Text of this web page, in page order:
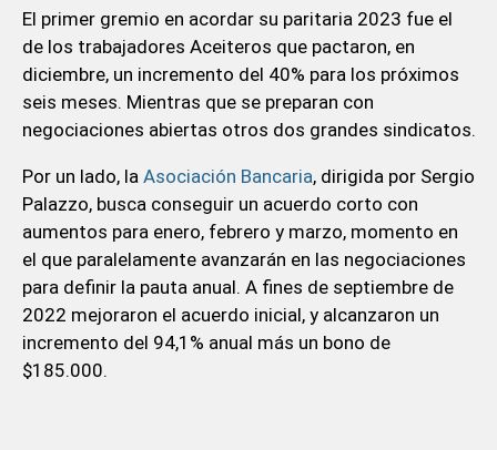
El primer gremio en acordar su paritaria 2023 fue el
de los trabajadores Aceiteros que pactaron, en
diciembre, un incremento del 40% para los próximos
seis meses. Mientras que se preparan con
negociaciones abiertas otros dos grandes sindicatos.
Por un lado, la Asociación Bancaria, dirigida por Sergio
Palazzo, busca conseguir un acuerdo corto con
aumentos para enero, febrero y marzo, momento en
el que paralelamente avanzarán en las negociaciones
para definir la pauta anual. A fines de septiembre de
2022 mejoraron el acuerdo inicial, y alcanzaron un
incremento del 94,1% anual más un bono de
$185.000.